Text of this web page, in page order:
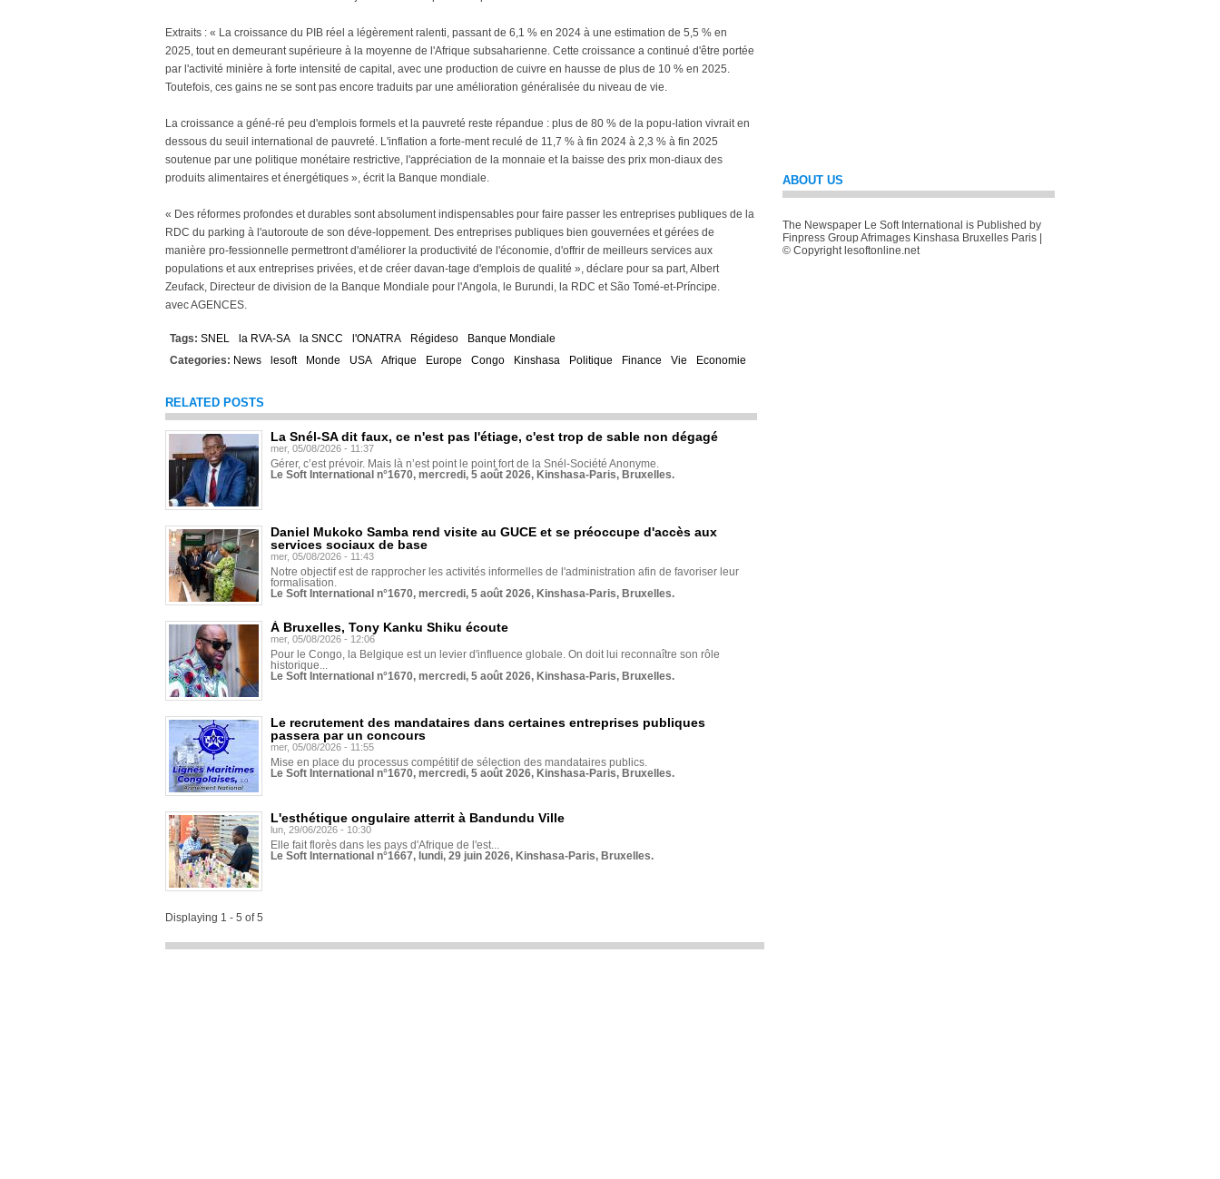
Extraits : « La croissance du PIB réel a légèrement ralenti, passant de 6,1 % en 2024 à une estimation de 5,5 % en
2025, tout en demeurant supérieure à la moyenne de l'Afrique subsaharienne. Cette croissance a continué d'être portée
par l'activité minière à forte intensité de capital, avec une production de cuivre en hausse de plus de 10 % en 2025.
Toutefois, ces gains ne se sont pas encore traduits par une amélioration généralisée du niveau de vie.
La croissance a géné-ré peu d'emplois formels et la pauvreté reste répandue : plus de 80 % de la popu-lation vivrait en
dessous du seuil international de pauvreté. L'inflation a forte-ment reculé de 11,7 % à fin 2024 à 2,3 % à fin 2025
soutenue par une politique monétaire restrictive, l'appréciation de la monnaie et la baisse des prix mon-diaux des
produits alimentaires et énergétiques », écrit la Banque mondiale.
« Des réformes profondes et durables sont absolument indispensables pour faire passer les entreprises publiques de la
RDC du parking à l'autoroute de son déve-loppement. Des entreprises publiques bien gouvernées et gérées de
manière pro-fessionnelle permettront d'améliorer la productivité de l'économie, d'offrir de meilleurs services aux
populations et aux entreprises privées, et de créer davan-tage d'emplois de qualité », déclare pour sa part, Albert
Zeufack, Directeur de division de la Banque Mondiale pour l'Angola, le Burundi, la RDC et São Tomé-et-Príncipe.
avec AGENCES.
Tags: SNEL la RVA-SA la SNCC l'ONATRA Régideso
Banque Mondiale
Categories: News lesoft Monde USA Afrique Europe Congo Kinshasa Politique Finance Vie Economie
RELATED POSTS
La Snél-SA dit faux, ce n'est pas l'étiage, c'est trop de sable non dégagé
mer, 05/08/2026 - 11:37
Gérer, c’est prévoir. Mais là n’est point le point fort de la Snél-Société Anonyme.
Le Soft International n°1670, mercredi, 5 août 2026, Kinshasa-Paris, Bruxelles.
Daniel Mukoko Samba rend visite au GUCE et se préoccupe d'accès aux
services sociaux de base
mer, 05/08/2026 - 11:43
Notre objectif est de rapprocher les activités informelles de l'administration afin de favoriser leur
formalisation.
Le Soft International n°1670, mercredi, 5 août 2026, Kinshasa-Paris, Bruxelles.
À Bruxelles, Tony Kanku Shiku écoute
mer, 05/08/2026 - 12:06
Pour le Congo, la Belgique est un levier d'influence globale. On doit lui reconnaître son rôle
historique...
Le Soft International n°1670, mercredi, 5 août 2026, Kinshasa-Paris, Bruxelles.
Le recrutement des mandataires dans certaines entreprises publiques
passera par un concours
mer, 05/08/2026 - 11:55
Mise en place du processus compétitif de sélection des mandataires publics.
Le Soft International n°1670, mercredi, 5 août 2026, Kinshasa-Paris, Bruxelles.
L'esthétique ongulaire atterrit à Bandundu Ville
lun, 29/06/2026 - 10:30
Elle fait florès dans les pays d'Afrique de l'est...
Le Soft International n°1667, lundi, 29 juin 2026, Kinshasa-Paris, Bruxelles.
Displaying 1 - 5 of 5
ABOUT US
The Newspaper Le Soft International is Published by
Finpress Group Afrimages Kinshasa Bruxelles Paris |
© Copyright lesoftonline.net